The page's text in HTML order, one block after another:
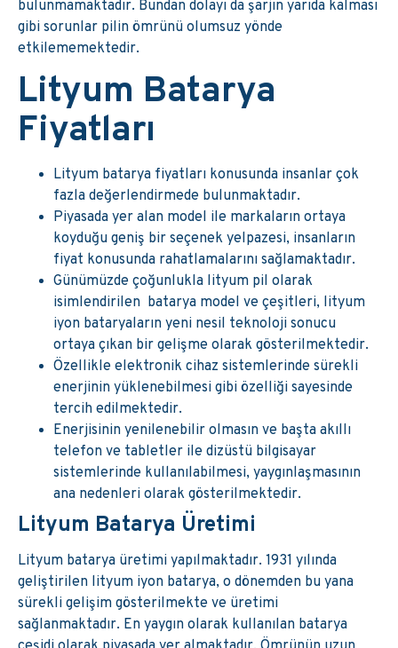
bulunmamaktadır. Bundan dolayı da şarjın yarıda kalması
gibi sorunlar pilin ömrünü olumsuz yönde
etkilememektedir.
Lityum Batarya
Fiyatları
Lityum batarya fiyatları konusunda insanlar çok
fazla değerlendirmede bulunmaktadır.
Piyasada yer alan model ile markaların ortaya
koyduğu geniş bir seçenek yelpazesi, insanların
fiyat konusunda rahatlamalarını sağlamaktadır.
Günümüzde çoğunlukla lityum pil olarak
isimlendirilen batarya model ve çeşitleri, lityum
iyon bataryaların yeni nesil teknoloji sonucu
ortaya çıkan bir gelişme olarak gösterilmektedir.
Özellikle elektronik cihaz sistemlerinde sürekli
enerjinin yüklenebilmesi gibi özelliği sayesinde
tercih edilmektedir.
Enerjisinin yenilenebilir olmasın ve başta akıllı
telefon ve tabletler ile dizüstü bilgisayar
sistemlerinde kullanılabilmesi, yaygınlaşmasının
ana nedenleri olarak gösterilmektedir.
Lityum Batarya Üretimi
Lityum batarya üretimi yapılmaktadır. 1931 yılında
geliştirilen lityum iyon batarya, o dönemden bu yana
sürekli gelişim gösterilmekte ve üretimi
sağlanmaktadır. En yaygın olarak kullanılan batarya